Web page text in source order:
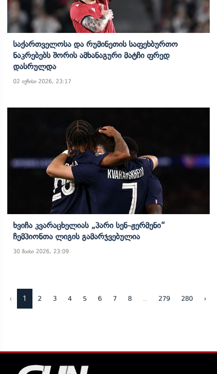
Საქართველოსა Და Რუმინეთის Საფეხბურთო
Ნაკრებებს Შორის Ამხანაგური Მატჩი Ფრედ
Დასრულდა
02 ივნისი 2026, 23:17
Ხვიჩა Კვარაცხელიას „პარი Სენ-Ჟერმენი“
Ჩემპიონთა Ლიგის Გამარჯვებულია
30 მაისი 2026, 23:09
‹ 1 2 3 4 5 6 7 8 279 280 ›